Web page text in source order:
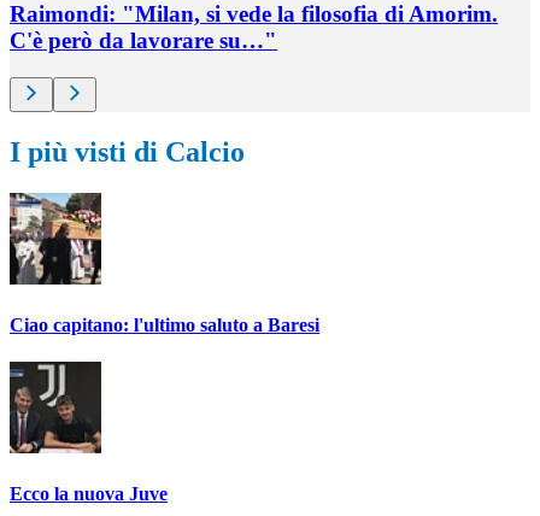
Raimondi: "Milan, si vede la filosofia di Amorim.
C'è però da lavorare su…"
I più visti di Calcio
Ciao capitano: l'ultimo saluto a Baresi
Ecco la nuova Juve